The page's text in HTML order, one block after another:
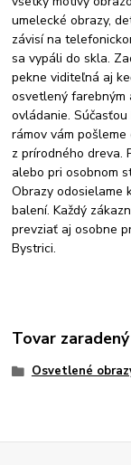
umelecké obrazy,
závisí na
sa vypáli do skla.
pekne viditeľná aj
osvetlený farebným
ovládanie.
rámov vám
z prírodného dreva.
alebo pri osobnom
Obrazy odosielame
balení. Každý
prevziať aj osobne
Bystrici.
Tovar
Osvetlené